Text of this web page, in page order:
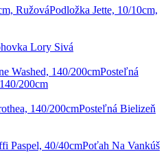
Podložka Jette, 10/10cm,
Lory Sivá
Posteľná
200cm
Posteľná Bielizeň
Poťah Na Vankúš